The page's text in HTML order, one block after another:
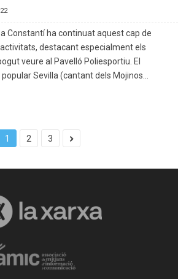
a Constantí ha continuat aquest cap de
destacant especialment els
veure al Pavelló Poliesportiu. El
Sevilla (cantant dels Mojinos...
1 2 3